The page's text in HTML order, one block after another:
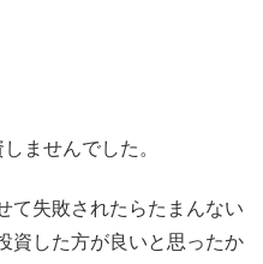
ませんでした。
て失敗されたらたまんない
資した方が良いと思ったか